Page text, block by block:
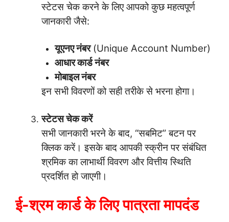
स्टेटस चेक करने के लिए आपको कुछ महत्वपूर्ण
जानकारी जैसे:
यूएनए नंबर(Unique Account Number)
आधार कार्ड नंबर
मोबाइल नंबर
इन सभी विवरणों को सही तरीके से भरना होगा।
स्टेटस चेक करें
सभी जानकारी भरने के बाद, “सबमिट” बटन पर
क्लिक करें। इसके बाद आपकी स्क्रीन पर संबंधित
श्रमिक का लाभार्थी विवरण और वित्तीय स्थिति
प्रदर्शित हो जाएगी।
ई-श्रम कार्ड के लिए पात्रता मापदंड